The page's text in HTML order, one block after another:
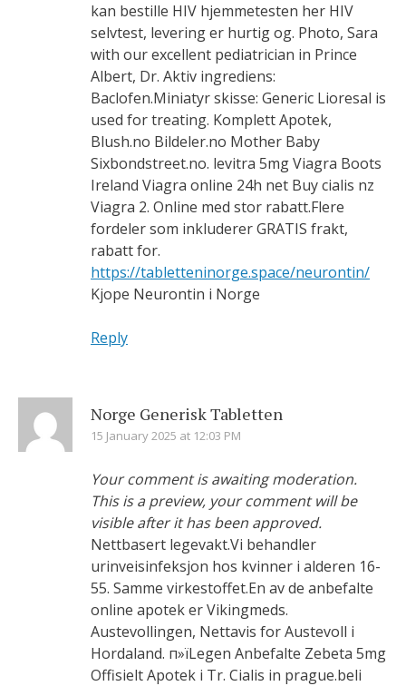
kan bestille HIV hjemmetesten her HIV
selvtest, levering er hurtig og. Photo, Sara
with our excellent pediatrician in Prince
Albert, Dr. Aktiv ingrediens:
Baclofen.Miniatyr skisse: Generic Lioresal is
used for treating. Komplett Apotek,
Blush.no Bildeler.no Mother Baby
Sixbondstreet.no. levitra 5mg Viagra Boots
Ireland Viagra online 24h net Buy cialis nz
Viagra 2. Online med stor rabatt.Flere
fordeler som inkluderer GRATIS frakt,
rabatt for.
https://tabletteninorge.space/neurontin/
Kjope Neurontin i Norge
Reply
Norge Generisk Tabletten
15 January 2025 at 12:03 PM
Your comment is awaiting moderation.
This is a preview, your comment will be
visible after it has been approved.
Nettbasert legevakt.Vi behandler
urinveisinfeksjon hos kvinner i alderen 16-
55. Samme virkestoffet.En av de anbefalte
online apotek er Vikingmeds.
Austevollingen, Nettavis for Austevoll i
Hordaland. п»їLegen Anbefalte Zebeta 5mg
Offisielt Apotek i Tr. Cialis in prague.beli